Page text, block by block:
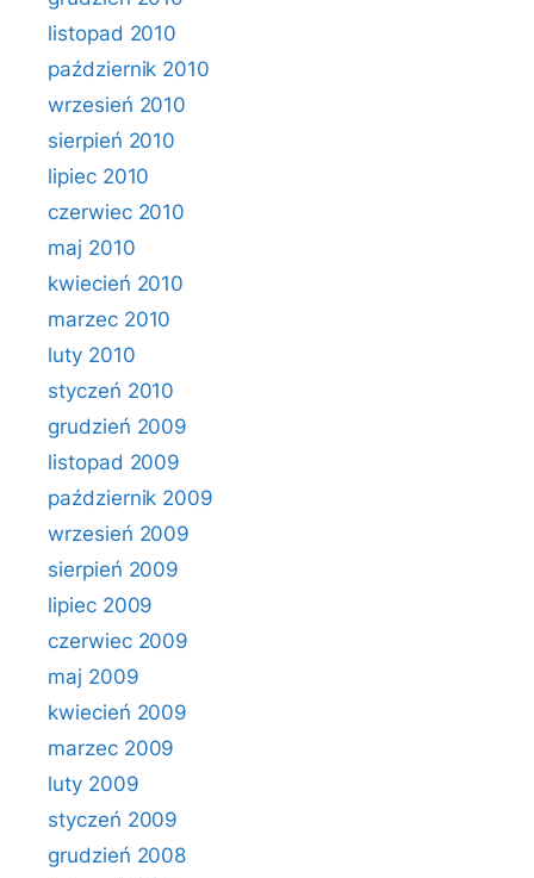
listopad 2010
październik 2010
wrzesień 2010
sierpień 2010
lipiec 2010
czerwiec 2010
maj 2010
kwiecień 2010
marzec 2010
luty 2010
styczeń 2010
grudzień 2009
listopad 2009
październik 2009
wrzesień 2009
sierpień 2009
lipiec 2009
czerwiec 2009
maj 2009
kwiecień 2009
marzec 2009
luty 2009
styczeń 2009
grudzień 2008